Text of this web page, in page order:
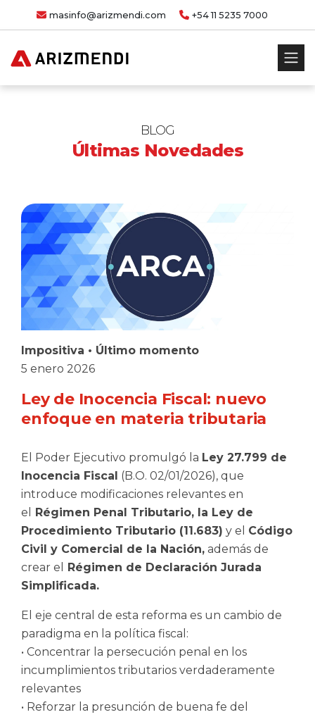
masinfo@arizmendi.com +54 11 5235 7000
BLOG
Últimas Novedades
Impositiva • Último momento
5 enero 2026
Ley de Inocencia Fiscal: nuevo
enfoque en materia tributaria
El Poder Ejecutivo promulgó la Ley 27.799 de
Inocencia Fiscal (B.O. 02/01/2026), que
introduce modificaciones relevantes en
el
Régimen Penal Tributario, la Ley de
Procedimiento Tributario (11.683) y el Código
Civil y Comercial de la Nación, además de
crear el
Régimen de Declaración Jurada
Simplificada.
El eje central de esta reforma es un cambio de
paradigma en la política fiscal:
• Concentrar la persecución penal en los
incumplimientos tributarios verdaderamente
relevantes
• Reforzar la presunción de buena fe del